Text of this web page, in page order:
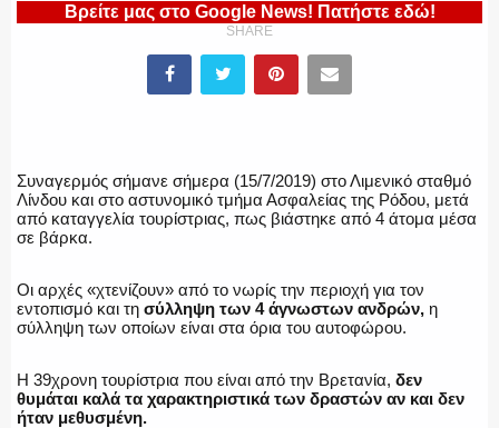
ΥΑΤ/ΥΜΕΤ
ΠΥΡΟΣΒΕΣΤΙΚΗ
Βρείτε μας στο Google News! Πατήστε εδώ!
SHARE
Συναγερμός σήμανε σήμερα (15/7/2019) στο Λιμενικό σταθμό
Λίνδου και στο αστυνομικό τμήμα Ασφαλείας της Ρόδου, μετά
από καταγγελία τουρίστριας, πως βιάστηκε από 4 άτομα μέσα
σε βάρκα.
Οι αρχές «χτενίζουν» από το νωρίς την περιοχή για τον
εντοπισμό και τη σύλληψη των 4 άγνωστων ανδρών, η
σύλληψη των οποίων είναι στα όρια του αυτοφώρου.
Η 39χρονη τουρίστρια που είναι από την Βρετανία, δεν
θυμάται καλά τα χαρακτηριστικά των δραστών αν και δεν
ήταν μεθυσμένη.